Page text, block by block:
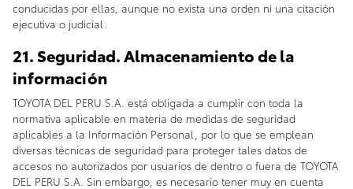
conducidas por ellas, aunque no exista una orden ni una citación
ejecutiva o judicial.
21. Seguridad. Almacenamiento de la
información
TOYOTA DEL PERU S.A. está obligada a cumplir con toda la
normativa aplicable en materia de medidas de seguridad
aplicables a la Información Personal, por lo que se emplean
diversas técnicas de seguridad para proteger tales datos de
accesos no autorizados por usuarios de dentro o fuera de TOYOTA
DEL PERU S.A. Sin embargo, es necesario tener muy en cuenta